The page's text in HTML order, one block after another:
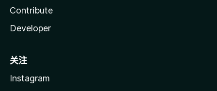
Contribute
Developer
关注
Instagram